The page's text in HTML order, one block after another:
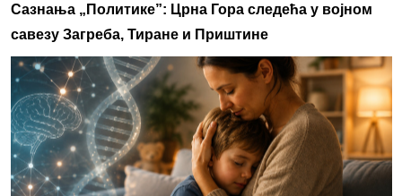
Сазнања „Политике”: Црна Гора следећа у војном
савезу Загреба, Тиране и Приштине